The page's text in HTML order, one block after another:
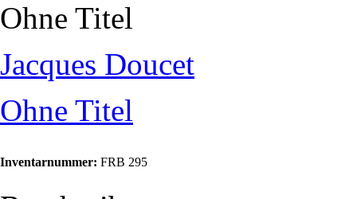
Ohne Titel
Jacques Doucet
Ohne Titel
Inventarnummer: FRB 295